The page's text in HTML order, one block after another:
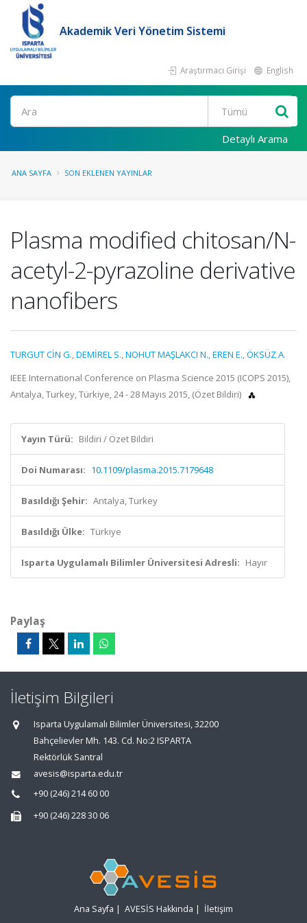
Akademik Veri Yönetim Sistemi
Araştırmacı Girişi English
Ara
Detaylı Arama
ANA SAYFA SON EKLENEN YAYINLAR
Plasma modified chitosan/N-
acetyl-2-pyrazoline derivative
nanofibers
TURGUT CİN G.,DEMİREL S.,NOHUT MAŞLAKCI N.,EREN E.,ÖKSÜZ A.
IEEE International Conference on Plasma Science 2015 (ICOPS 2015),
Antalya, Turkey, Türkiye, 24 - 28 Mayıs 2015, (Özet Bildiri)
Yayın Türü: Bildiri / Özet Bildiri
Doi Numarası: 10.1109/plasma.2015.7179648
Basıldığı Şehir: Antalya, Turkey
Basıldığı Ülke: Türkiye
Isparta Uygulamalı Bilimler Üniversitesi Adresli: Hayır
Paylaş
İletişim Bilgileri
Isparta Uygulamalı Bilimler Üniversitesi, 32200
Bahçelievler Mh. 143. Cd. No:2 ISPARTA
Rektörlük Santral
avesis@isparta.edu.tr
+90 (246) 214 60 00
+90 (246) 228 30 06
Ana Sayfa | AVESİS Hakkında | İletişim